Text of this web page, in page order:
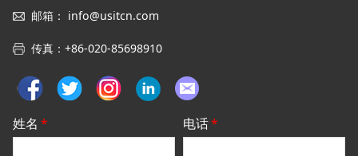
邮箱： info@usitcn.com
传真： +86-020-85698910
姓名 * 电话*